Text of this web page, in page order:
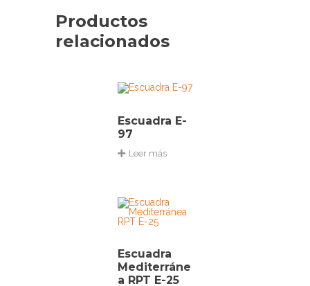
Productos
relacionados
Escuadra E-
97
Leer más
Escuadra
Mediterráne
a RPT E-25